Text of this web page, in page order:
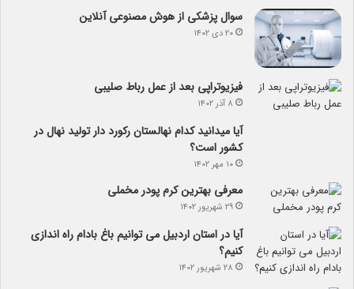
سوال پزشکی از هوش مصنوعی آنلاین
۲۰ دی ۱۴۰۲
فیزیوتراپی بعد از عمل رباط صلیبی
۸ آذر ۱۴۰۲
آیا می­دانید کدام نهالستان رکورد دار تولید نهال­ در
کشور است؟
۱۰ مهر ۱۴۰۲
معرفی بهترین کرم پودر مخملی
۲۹ شهریور ۱۴۰۲
آیا در استان اردبیل می توانیم باغ بادام راه اندازی
کنیم؟
۲۸ شهریور ۱۴۰۲